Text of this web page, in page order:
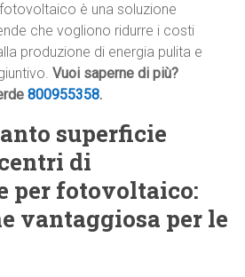
è una soluzione
che vogliono ridurre i costi
produzione di energia pulita e
Vuoi saperne di più?
800955358.
superficie
di
per fotovoltaico:
vantaggiosa per le